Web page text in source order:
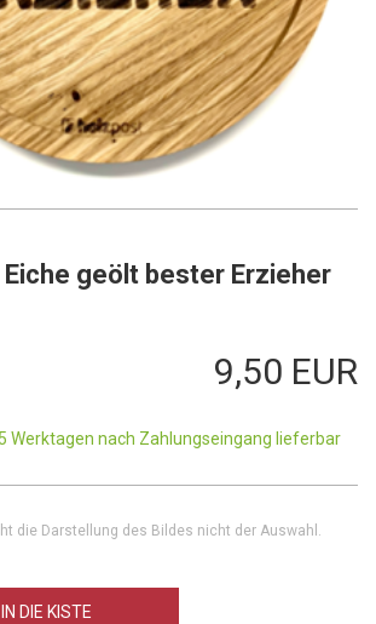
geölt bester Erzieher
9,50 EUR
Werktagen nach Zahlungseingang lieferbar
die Darstellung des Bildes nicht der Auswahl.